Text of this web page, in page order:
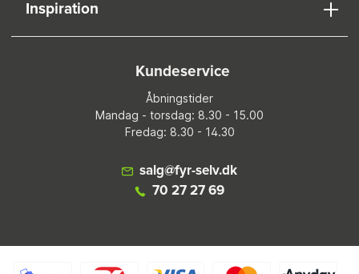
Inspiration
Kundeservice
Åbningstider
Mandag - torsdag: 8.30 - 15.00
Fredag: 8.30 - 14.30
salg@fyr-selv.dk
70 27 27 69